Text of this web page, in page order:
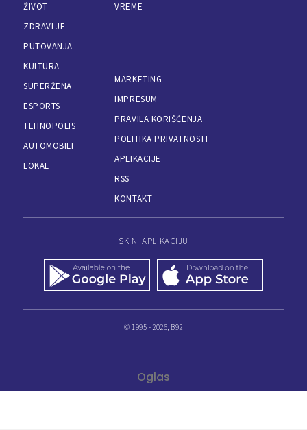
ŽIVOT
ZDRAVLJE
PUTOVANJA
KULTURA
SUPERŽENA
ESPORTS
TEHNOPOLIS
AUTOMOBILI
LOKAL
VREME
MARKETING
IMPRESUM
PRAVILA KORIŠĆENJA
POLITIKA PRIVATNOSTI
APLIKACIJE
RSS
KONTAKT
SKINI APLIKACIJU
© 1995 - 2026, B92